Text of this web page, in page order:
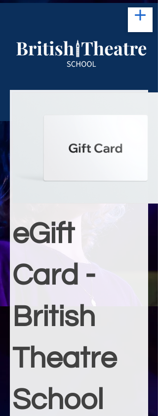
eGift
Card -
British
Theatre
School